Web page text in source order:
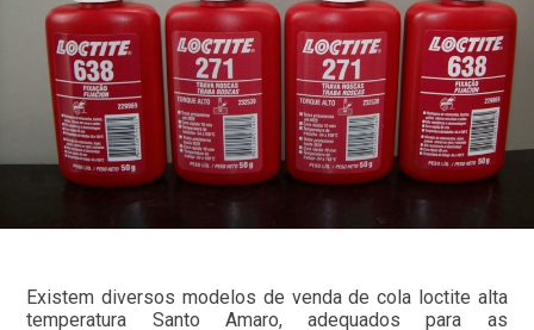
Existem diversos modelos de venda de cola loctite alta
temperatura Santo Amaro, adequados para as